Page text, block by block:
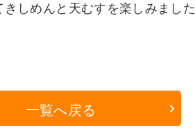
しめんと天むすを楽しみました
一覧へ戻る